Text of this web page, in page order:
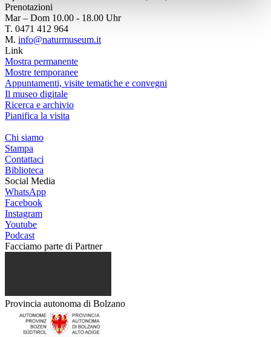
Prenotazioni
Mar – Dom 10.00 - 18.00 Uhr
T. 0471 412 964
M. info@naturmuseum.it
Link
Mostra permanente
Mostre temporanee
Appuntamenti, visite tematiche e convegni
Il museo digitale
Ricerca e archivio
Pianifica la visita
Chi siamo
Stampa
Contattaci
Biblioteca
Social Media
WhatsApp
Facebook
Instagram
Youtube
Podcast
Facciamo parte di Partner
Provincia autonoma di Bolzano